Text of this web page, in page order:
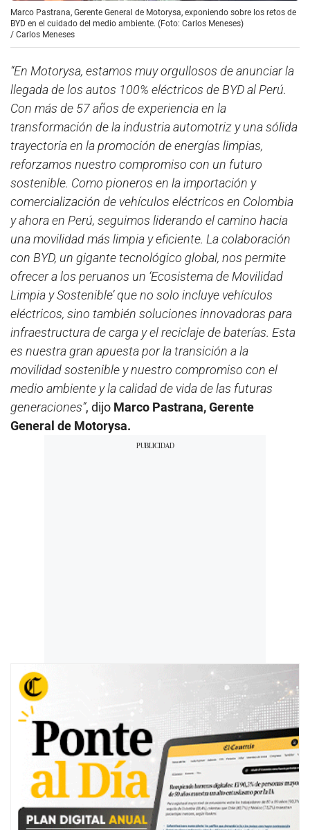
Marco Pastrana, Gerente General de Motorysa, exponiendo sobre los retos de
BYD en el cuidado del medio ambiente. (Foto: Carlos Meneses)
/ Carlos Meneses
“En Motorysa, estamos muy orgullosos de anunciar la
llegada de los autos 100% eléctricos de BYD al Perú.
Con más de 57 años de experiencia en la
transformación de la industria automotriz y una sólida
trayectoria en la promoción de energías limpias,
reforzamos nuestro compromiso con un futuro
sostenible. Como pioneros en la importación y
comercialización de vehículos eléctricos en Colombia
y ahora en Perú, seguimos liderando el camino hacia
una movilidad más limpia y eficiente. La colaboración
con BYD, un gigante tecnológico global, nos permite
ofrecer a los peruanos un ‘Ecosistema de Movilidad
Limpia y Sostenible’ que no solo incluye vehículos
eléctricos, sino también soluciones innovadoras para
infraestructura de carga y el reciclaje de baterías. Esta
es nuestra gran apuesta por la transición a la
movilidad sostenible y nuestro compromiso con el
medio ambiente y la calidad de vida de las futuras
generaciones”, dijo Marco Pastrana, Gerente
General de Motorysa.